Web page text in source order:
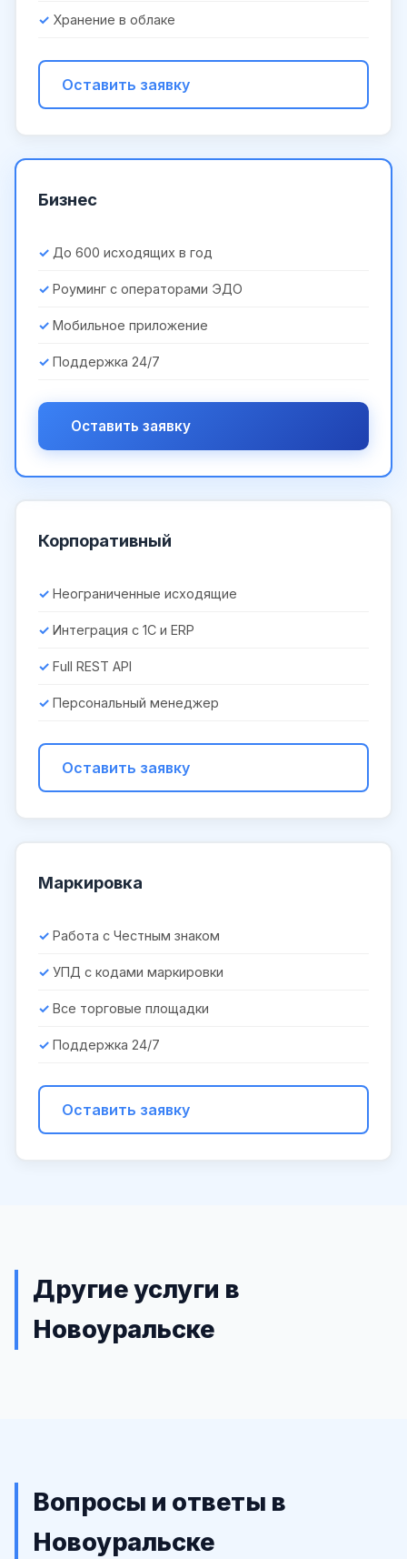
Хранение в облаке
Оставить заявку
Бизнес
До 600 исходящих в год
Роуминг с операторами ЭДО
Мобильное приложение
Поддержка 24/7
Оставить заявку
Корпоративный
Неограниченные исходящие
Интеграция с 1С и ERP
Full REST API
Персональный менеджер
Оставить заявку
Маркировка
Работа с Честным знаком
УПД с кодами маркировки
Все торговые площадки
Поддержка 24/7
Оставить заявку
Другие услуги в
Новоуральске
Вопросы и ответы в
Новоуральске